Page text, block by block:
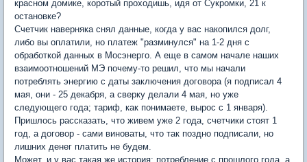
красном домике, коротый проходишь, идя от Сукромки, 21 к
остановке?
Счетчик наверняка снял данные, когда у вас накопился долг,
либо вы оплатили, но платеж "разминулся" на 1-2 дня с
обработкой данных в Мосэнерго. А еще в самом начале наших
взаимоотношений МЭ почему-то решил, что мы начали
потреблять энергию с даты заключения договора (я подписал 4
мая, они - 25 декабря, а сверку делали 4 мая, но уже
следующего года; тариф, как понимаете, вырос с 1 января).
Пришлось рассказать, что живем уже 2 года, счетчики стоят 1
год, а договор - сами виноваты, что так поздно подписали, но
лишних денег платить не будем.
Может, и у вас такая же история: потребление с прошлого года, а